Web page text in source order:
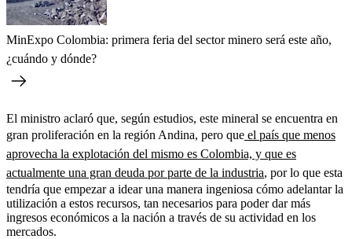
MinExpo Colombia: primera feria del sector minero será este año,
¿cuándo y dónde?
El ministro aclaró que, según estudios, este mineral se encuentra en
gran proliferación en la región Andina, pero que el país que menos
aprovecha la explotación del mismo es Colombia, y que es
actualmente una gran deuda por parte de la industria, por lo que esta
tendría que empezar a idear una manera ingeniosa cómo adelantar la
utilización a estos recursos, tan necesarios para poder dar más
ingresos económicos a la nación a través de su actividad en los
mercados.